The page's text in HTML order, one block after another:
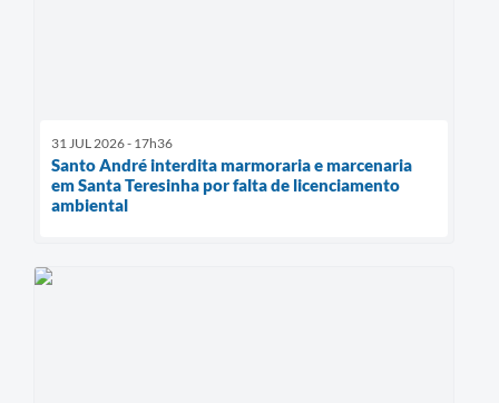
31 JUL 2026 - 17h36
Santo André interdita marmoraria e marcenaria
em Santa Teresinha por falta de licenciamento
ambiental